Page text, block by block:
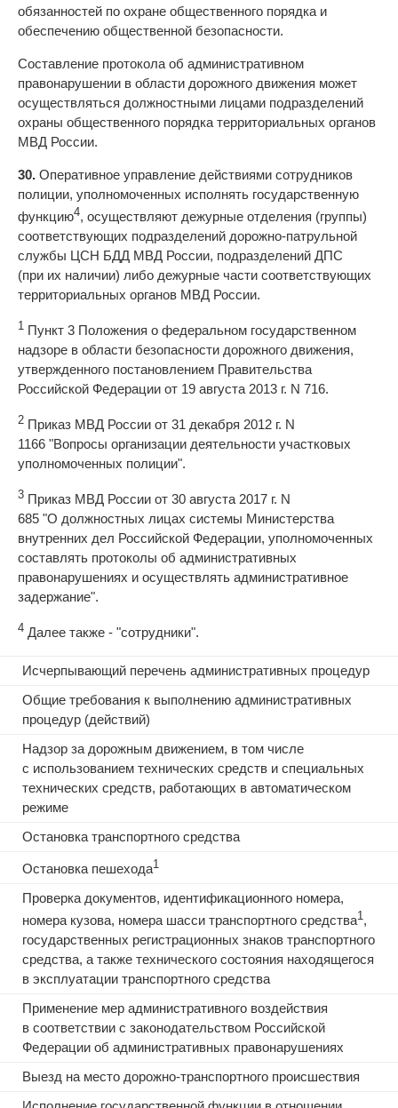
обязанностей по охране общественного порядка и
обеспечению общественной безопасности.
Составление протокола об административном
правонарушении в области дорожного движения может
осуществляться должностными лицами подразделений
охраны общественного порядка территориальных органов
МВД России.
30. Оперативное управление действиями сотрудников
полиции, уполномоченных исполнять государственную
функцию4, осуществляют дежурные отделения (группы)
соответствующих подразделений дорожно-патрульной
службы ЦСН БДД МВД России, подразделений ДПС
(при их наличии) либо дежурные части соответствующих
территориальных органов МВД России.
1 Пункт 3 Положения о федеральном государственном
надзоре в области безопасности дорожного движения,
утвержденного постановлением Правительства
Российской Федерации от 19 августа 2013 г. N 716.
2 Приказ МВД России от 31 декабря 2012 г. N
1166 "Вопросы организации деятельности участковых
уполномоченных полиции".
3 Приказ МВД России от 30 августа 2017 г. N
685 "О должностных лицах системы Министерства
внутренних дел Российской Федерации, уполномоченных
составлять протоколы об административных
правонарушениях и осуществлять административное
задержание".
4 Далее также - "сотрудники".
Исчерпывающий перечень административных процедур
Общие требования к выполнению административных
процедур (действий)
Надзор за дорожным движением, в том числе
с использованием технических средств и специальных
технических средств, работающих в автоматическом
режиме
Остановка транспортного средства
Остановка пешехода1
Проверка документов, идентификационного номера,
номера кузова, номера шасси транспортного средства1,
государственных регистрационных знаков транспортного
средства, а также технического состояния находящегося
в эксплуатации транспортного средства
Применение мер административного воздействия
в соответствии с законодательством Российской
Федерации об административных правонарушениях
Выезд на место дорожно-транспортного происшествия